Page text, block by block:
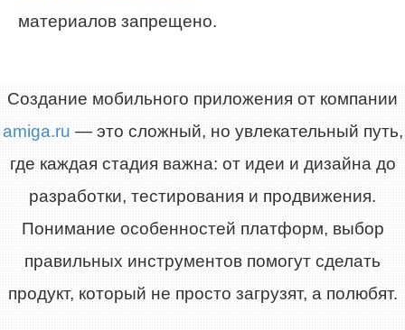
материалов запрещено.
Создание мобильного приложения от компании
amiga.ru — это сложный, но увлекательный путь,
где каждая стадия важна: от идеи и дизайна до
разработки, тестирования и продвижения.
Понимание особенностей платформ, выбор
правильных инструментов помогут сделать
продукт, который не просто загрузят, а полюбят.